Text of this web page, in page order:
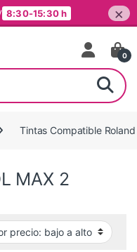
8:30-15:30 h ×
0
Tintas Compatible Roland
MAX 2
precio: bajo a alto